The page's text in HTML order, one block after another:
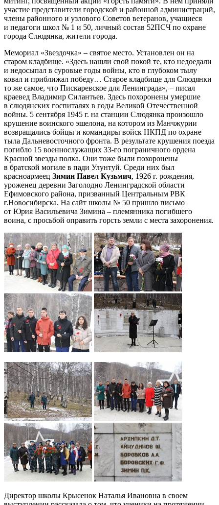
участие представители городской и районной администраций,
члены районного и узлового Советов ветеранов, учащиеся
и педагоги школ № 1 и 50, личный состав 52ПСЧ по охране
города Слюдянка, жители города.
Мемориал «Звездочка» – святое место. Установлен он на
старом кладбище. «Здесь нашли свой покой те, кто недоедали
и недосыпал в суровые годы войны, кто в глубоком тылу
ковал и приближал победу… Старое кладбище для Слюдянки
то же самое, что Пискаревское для Ленинграда», – писал
краевед Владимир Силантьев. Здесь похоронены умершие
в слюдянских госпиталях в годы Великой Отечественной
войны. 5 сентября 1945 г. на станции Слюдянка произошло
крушение воинского эшелона, на котором из Манчжурии
возвращались бойцы и командиры войск НКПД по охране
тыла Дальневосточного фронта. В результате крушения поезда
погибло 15 военнослужащих 33-го пограничного ордена
Красной звезды полка. Они тоже были похоронены
в братской могиле в пади Улунтуй. Среди них был
красноармеец Зимин Павел Кузьмич, 1926 г. рождения,
уроженец деревни Заголодно Ленинградской области
Ефимовского района, призванный Центральным РВК
г.Новосибирска. На сайт школы № 50 пришло письмо
от Юрия Васильевича Зимина – племянника погибшего
воина, с просьбой оправить горсть земли с места захоронения.
Директор школы Крысенок Наталья Ивановна в своем